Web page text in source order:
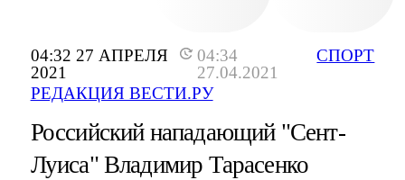
04:32 27 АПРЕЛЯ
2021
04:34
27.04.2021
РЕДАКЦИЯ ВЕСТИ.РУ
СПОРТ
Российский нападающий "Сент-
Луиса" Владимир Тарасенко